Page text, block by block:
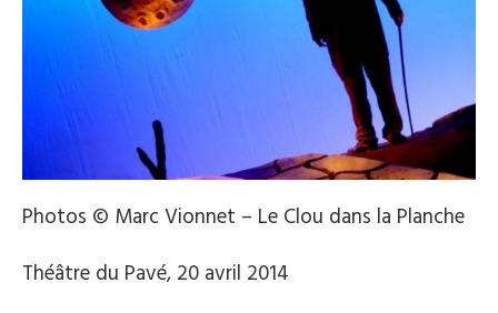
Photos © Marc Vionnet – Le Clou dans la Planche
Théâtre du Pavé, 20 avril 2014